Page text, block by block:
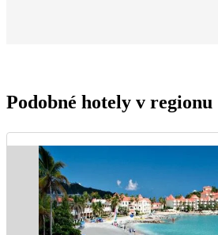
Podobné hotely v regionu